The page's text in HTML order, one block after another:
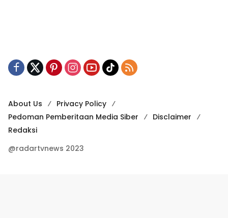
About Us
Privacy Policy
Pedoman Pemberitaan Media Siber
Disclaimer
Redaksi
@radartvnews 2023